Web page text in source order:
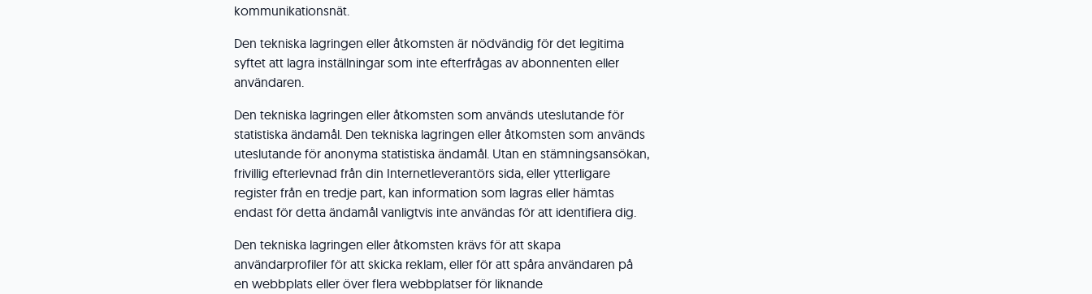
kommunikationsnät.
Den tekniska lagringen eller åtkomsten är nödvändig för det legitima
syftet att lagra inställningar som inte efterfrågas av abonnenten eller
användaren.
Den tekniska lagringen eller åtkomsten som används uteslutande för
statistiska ändamål. Den tekniska lagringen eller åtkomsten som används
uteslutande för anonyma statistiska ändamål. Utan en stämningsansökan,
frivillig efterlevnad från din Internetleverantörs sida, eller ytterligare
register från en tredje part, kan information som lagras eller hämtas
endast för detta ändamål vanligtvis inte användas för att identifiera dig.
Den tekniska lagringen eller åtkomsten krävs för att skapa
användarprofiler för att skicka reklam, eller för att spåra användaren på
en webbplats eller över flera webbplatser för liknande